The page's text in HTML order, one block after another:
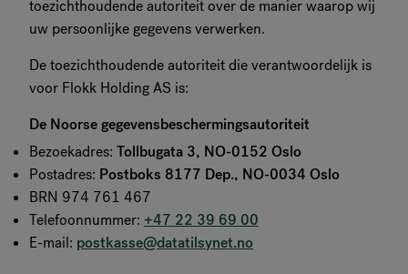
toezichthoudende autoriteit over de manier waarop wij
uw persoonlijke gegevens verwerken.
De toezichthoudende autoriteit die verantwoordelijk is
voor Flokk Holding AS is:
De Noorse gegevensbeschermingsautoriteit
Bezoekadres: Tollbugata 3, NO-0152 Oslo
Postadres: Postboks 8177 Dep., NO-0034 Oslo
BRN 974 761 467
Telefoonnummer: +47 22 39 69 00
E-mail: postkasse@datatilsynet.no